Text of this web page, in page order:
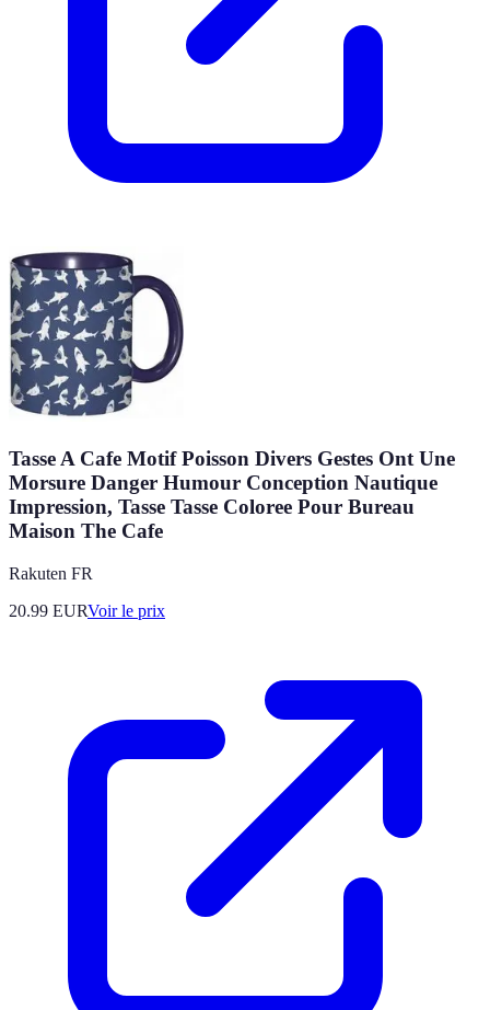
Tasse A Cafe Motif Poisson Divers Gestes Ont Une
Morsure Danger Humour Conception Nautique
Impression, Tasse Tasse Coloree Pour Bureau
Maison The Cafe
Rakuten FR
20.99 EURVoir le prix